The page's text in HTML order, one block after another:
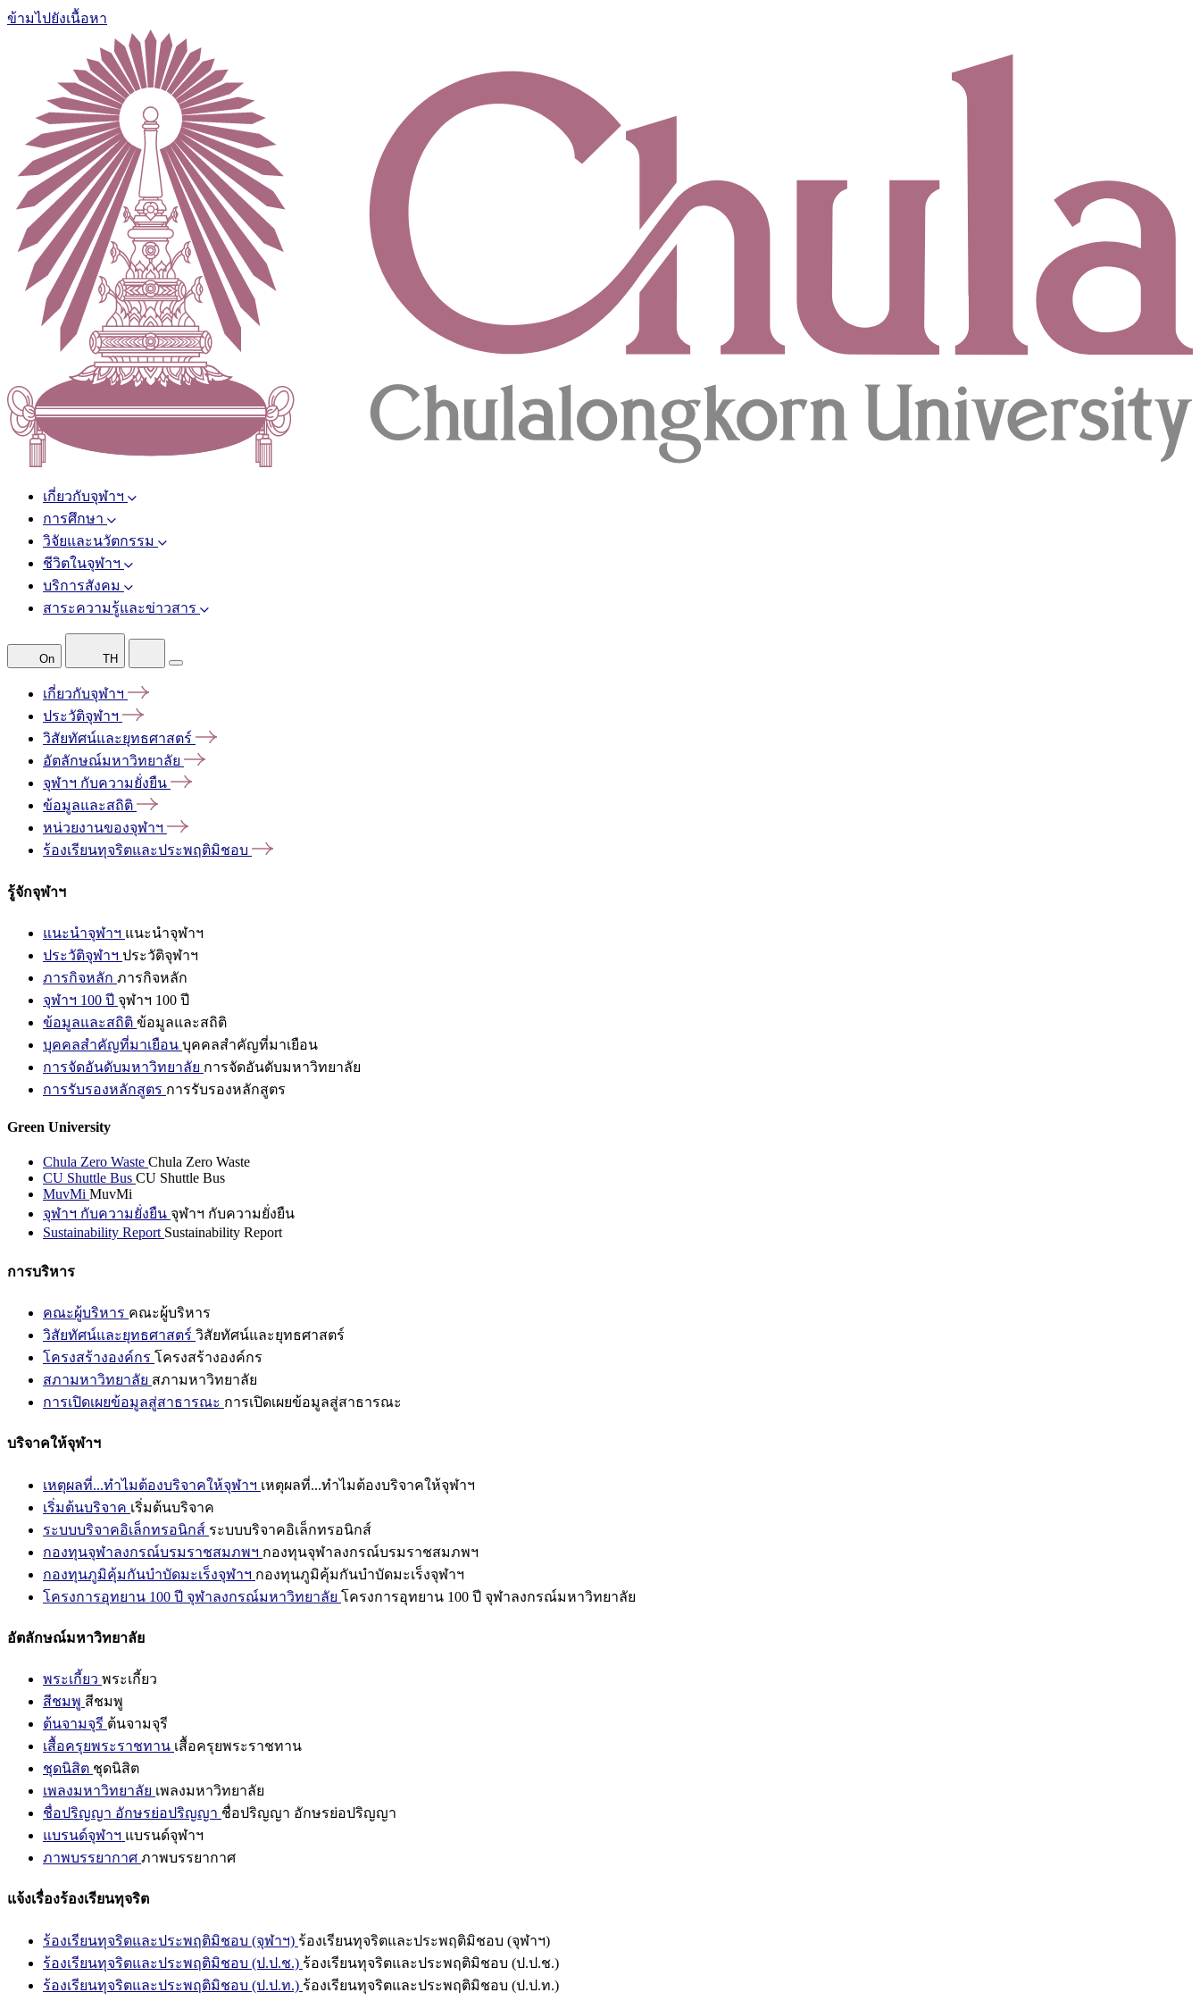
ข้ามไปยังเนื้อหา
เกี่ยวกับจุฬาฯ
การศึกษา
วิจัยและนวัตกรรม
ชีวิตในจุฬาฯ
บริการสังคม
สาระความรู้และข่าวสาร
On TH
เกี่ยวกับจุฬาฯ
ประวัติจุฬาฯ
วิสัยทัศน์และยุทธศาสตร์
อัตลักษณ์มหาวิทยาลัย
จุฬาฯ กับความยั่งยืน
ข้อมูลและสถิติ
หน่วยงานของจุฬาฯ
ร้องเรียนทุจริตและประพฤติมิชอบ
รู้จักจุฬาฯ
แนะนำจุฬาฯ แนะนำจุฬาฯ
ประวัติจุฬาฯ ประวัติจุฬาฯ
ภารกิจหลัก ภารกิจหลัก
จุฬาฯ 100 ปี จุฬาฯ 100 ปี
ข้อมูลและสถิติ ข้อมูลและสถิติ
บุคคลสำคัญที่มาเยือน บุคคลสำคัญที่มาเยือน
การจัดอันดับมหาวิทยาลัย การจัดอันดับมหาวิทยาลัย
การรับรองหลักสูตร การรับรองหลักสูตร
Green University
Chula Zero Waste Chula Zero Waste
CU Shuttle Bus CU Shuttle Bus
MuvMi MuvMi
จุฬาฯ กับความยั่งยืน จุฬาฯ กับความยั่งยืน
Sustainability Report Sustainability Report
การบริหาร
คณะผู้บริหาร คณะผู้บริหาร
วิสัยทัศน์และยุทธศาสตร์ วิสัยทัศน์และยุทธศาสตร์
โครงสร้างองค์กร โครงสร้างองค์กร
สภามหาวิทยาลัย สภามหาวิทยาลัย
การเปิดเผยข้อมูลสู่สาธารณะ การเปิดเผยข้อมูลสู่สาธารณะ
บริจาคให้จุฬาฯ
เหตุผลที่...ทำไมต้องบริจาคให้จุฬาฯ เหตุผลที่...ทำไมต้องบริจาคให้จุฬาฯ
เริ่มต้นบริจาค เริ่มต้นบริจาค
ระบบบริจาคอิเล็กทรอนิกส์ ระบบบริจาคอิเล็กทรอนิกส์
กองทุนจุฬาลงกรณ์บรมราชสมภพฯ กองทุนจุฬาลงกรณ์บรมราชสมภพฯ
กองทุนภูมิคุ้มกันบำบัดมะเร็งจุฬาฯ กองทุนภูมิคุ้มกันบำบัดมะเร็งจุฬาฯ
โครงการอุทยาน 100 ปี จุฬาลงกรณ์มหาวิทยาลัย โครงการอุทยาน 100 ปี จุฬาลงกรณ์มหาวิทยาลัย
อัตลักษณ์มหาวิทยาลัย
พระเกี้ยว พระเกี้ยว
สีชมพู สีชมพู
ต้นจามจุรี ต้นจามจุรี
เสื้อครุยพระราชทาน เสื้อครุยพระราชทาน
ชุดนิสิต ชุดนิสิต
เพลงมหาวิทยาลัย เพลงมหาวิทยาลัย
ชื่อปริญญา อักษรย่อปริญญา ชื่อปริญญา อักษรย่อปริญญา
แบรนด์จุฬาฯ แบรนด์จุฬาฯ
ภาพบรรยากาศ ภาพบรรยากาศ
แจ้งเรื่องร้องเรียนทุจริต
ร้องเรียนทุจริตและประพฤติมิชอบ (จุฬาฯ) ร้องเรียนทุจริตและประพฤติมิชอบ (จุฬาฯ)
ร้องเรียนทุจริตและประพฤติมิชอบ (ป.ป.ช.) ร้องเรียนทุจริตและประพฤติมิชอบ (ป.ป.ช.)
ร้องเรียนทุจริตและประพฤติมิชอบ (ป.ป.ท.) ร้องเรียนทุจริตและประพฤติมิชอบ (ป.ป.ท.)